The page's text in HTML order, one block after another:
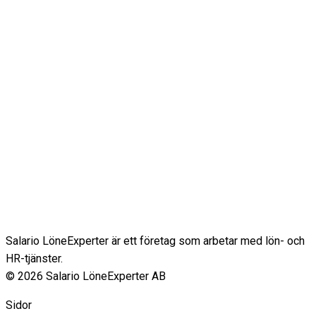
Salario LöneExperter är ett företag som arbetar med lön- och
HR-tjänster.
© 2026 Salario LöneExperter AB
Sidor